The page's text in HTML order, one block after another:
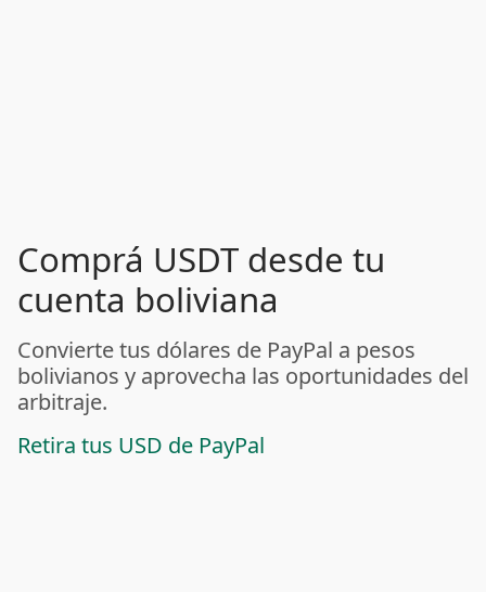
Comprá USDT desde tu
cuenta boliviana
Convierte tus dólares de PayPal a pesos
bolivianos y aprovecha las oportunidades del
arbitraje.
Retira tus USD de PayPal